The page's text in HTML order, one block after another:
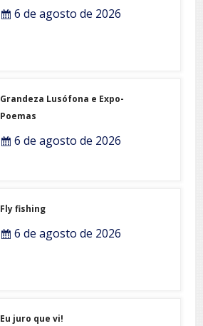
6 de agosto de 2026
Grandeza Lusófona e Expo-
Poemas
6 de agosto de 2026
Fly fishing
6 de agosto de 2026
Eu juro que vi!